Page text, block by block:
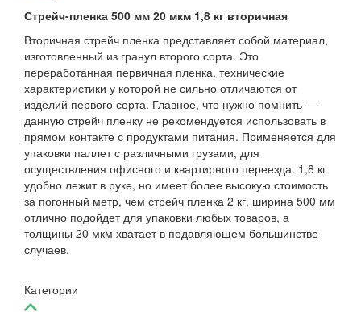
Стрейч-пленка 500 мм 20 мкм 1,8 кг вторичная
Вторичная стрейч пленка представляет собой материал,
изготовленный из гранул второго сорта. Это
переработанная первичная пленка, технические
характеристики у которой не сильно отличаются от
изделий первого сорта. Главное, что нужно помнить —
данную стрейч пленку не рекомендуется использовать в
прямом контакте с продуктами питания. Применяется для
упаковки паллет с различными грузами, для
осуществления офисного и квартирного переезда. 1,8 кг
удобно лежит в руке, но имеет более высокую стоимость
за погонный метр, чем стрейч пленка 2 кг, ширина 500 мм
отлично подойдет для упаковки любых товаров, а
толщины 20 мкм хватает в подавляющем большинстве
случаев.
Категории